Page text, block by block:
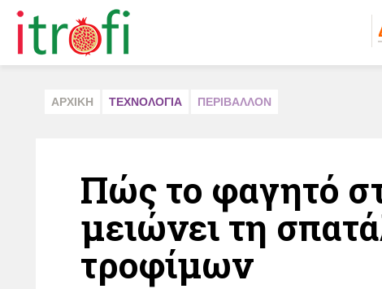
ΑΡΧΙΚΗ ΤΕΧΝΟΛΟΓΙΑ ΠΕΡΙΒAΛΛΟΝ
Πώς το φαγητό
μειώνει τη
τροφίμων